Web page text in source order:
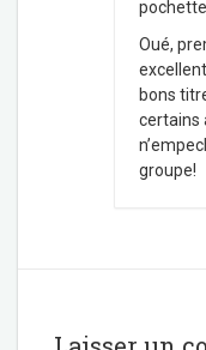
Oué,
bons
certains
groupe!